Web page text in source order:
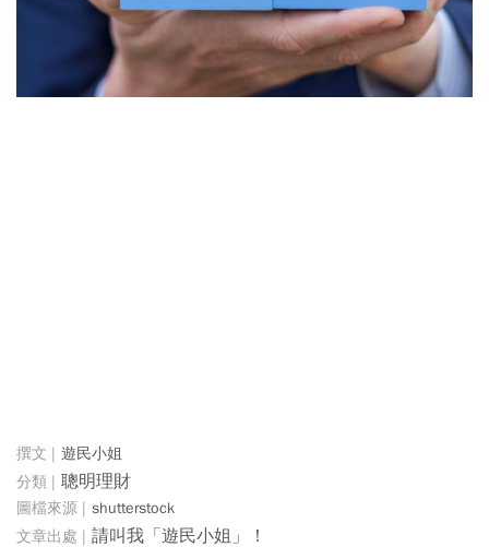
遊民小姐
聰明理財
shutterstock
請叫我「遊民小姐」！